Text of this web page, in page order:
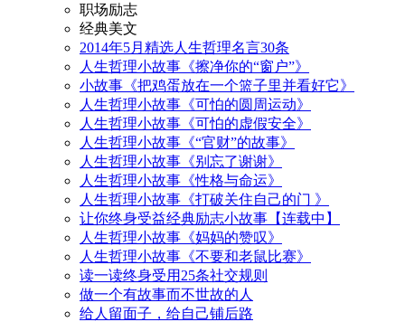
职场励志
经典美文
2014年5月精选人生哲理名言30条
人生哲理小故事《擦净你的“窗户”》
小故事《把鸡蛋放在一个篮子里并看好它》
人生哲理小故事《可怕的圆周运动》
人生哲理小故事《可怕的虚假安全》
人生哲理小故事《“官财”的故事》
人生哲理小故事《别忘了谢谢》
人生哲理小故事《性格与命运》
人生哲理小故事《打破关住自己的门 》
让你终身受益经典励志小故事【连载中】
人生哲理小故事《妈妈的赞叹》
人生哲理小故事《不要和老鼠比赛》
读一读终身受用25条社交规则
做一个有故事而不世故的人
给人留面子，给自己铺后路